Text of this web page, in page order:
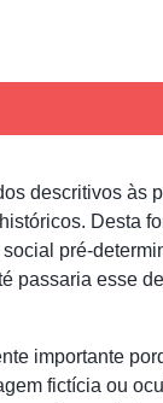
descritivos às
Desta
pré-
passaria esse
importante
fictícia ou